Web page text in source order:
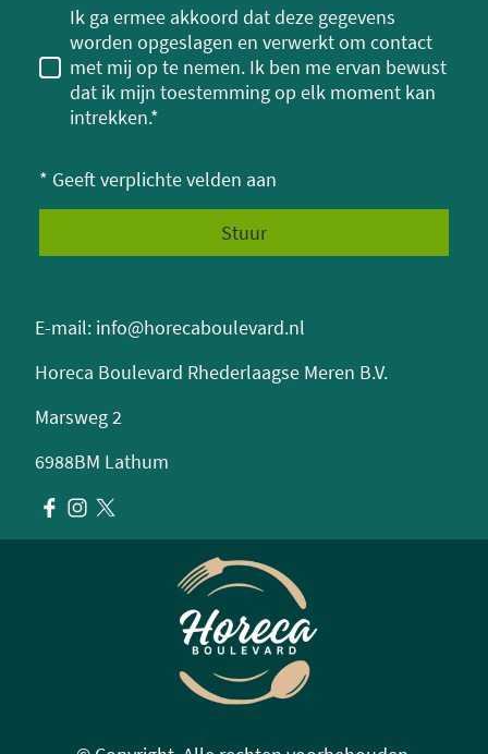
Ik ga ermee akkoord dat deze gegevens
worden opgeslagen en verwerkt om contact
met mij op te nemen. Ik ben me ervan bewust
dat ik mijn toestemming op elk moment kan
intrekken.*
* Geeft verplichte velden aan
Stuur
E-mail: info@horecaboulevard.nl
Horeca Boulevard Rhederlaagse Meren B.V.
Marsweg 2
6988BM Lathum